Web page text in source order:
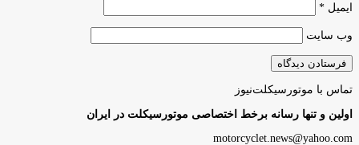
ایمیل *
وب‌ سایت
تماس با موتورسیکلت‌نیوز
اولین و تنها رسانه برخط اختصاصی موتورسیکلت در ایران
motorcyclet.news@yahoo.com